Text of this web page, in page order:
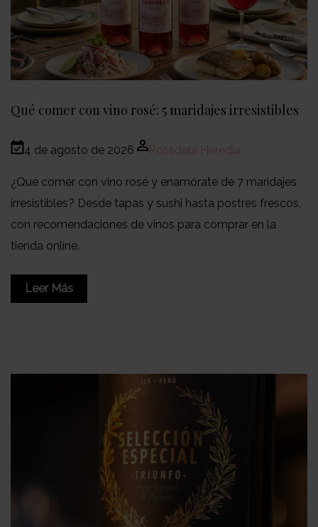
Qué comer con vino rosé: 5 maridajes irresistibles
4 de agosto de 2026 Rossdela Heredia
¿Qué comer con vino rosé y enamórate de 7 maridajes
irresistibles? Desde tapas y sushi hasta postres frescos,
con recomendaciones de vinos para comprar en la
tienda online.
Leer Más